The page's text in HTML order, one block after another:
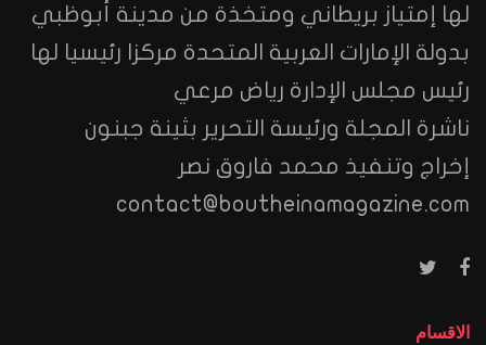
لها إمتياز بريطاني ومتخذة من مدينة أبوظبي
بدولة الإمارات العربية المتحدة مركزا رئيسيا لها
رئيس مجلس الإدارة رياض مرعي
ناشرة المجلة ورئيسة التحرير بثينة جبنون
إخراج وتنفيذ محمد فاروق نصر
contact@boutheinamagazine.com
الاقسام